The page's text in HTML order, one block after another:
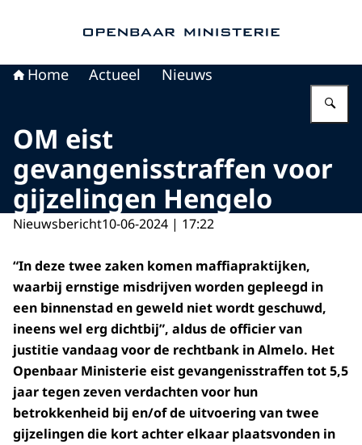
Home Actueel Nieuws
OM eist
gevangenisstraffen voor
gijzelingen Hengelo
Nieuwsbericht10-06-2024 | 17:22
“In deze twee zaken komen maffiapraktijken,
waarbij ernstige misdrijven worden gepleegd in
een binnenstad en geweld niet wordt geschuwd,
ineens wel erg dichtbij”, aldus de officier van
justitie vandaag voor de rechtbank in Almelo. Het
Openbaar Ministerie eist gevangenisstraffen tot 5,5
jaar tegen zeven verdachten voor hun
betrokkenheid bij en/of de uitvoering van twee
gijzelingen die kort achter elkaar plaatsvonden in